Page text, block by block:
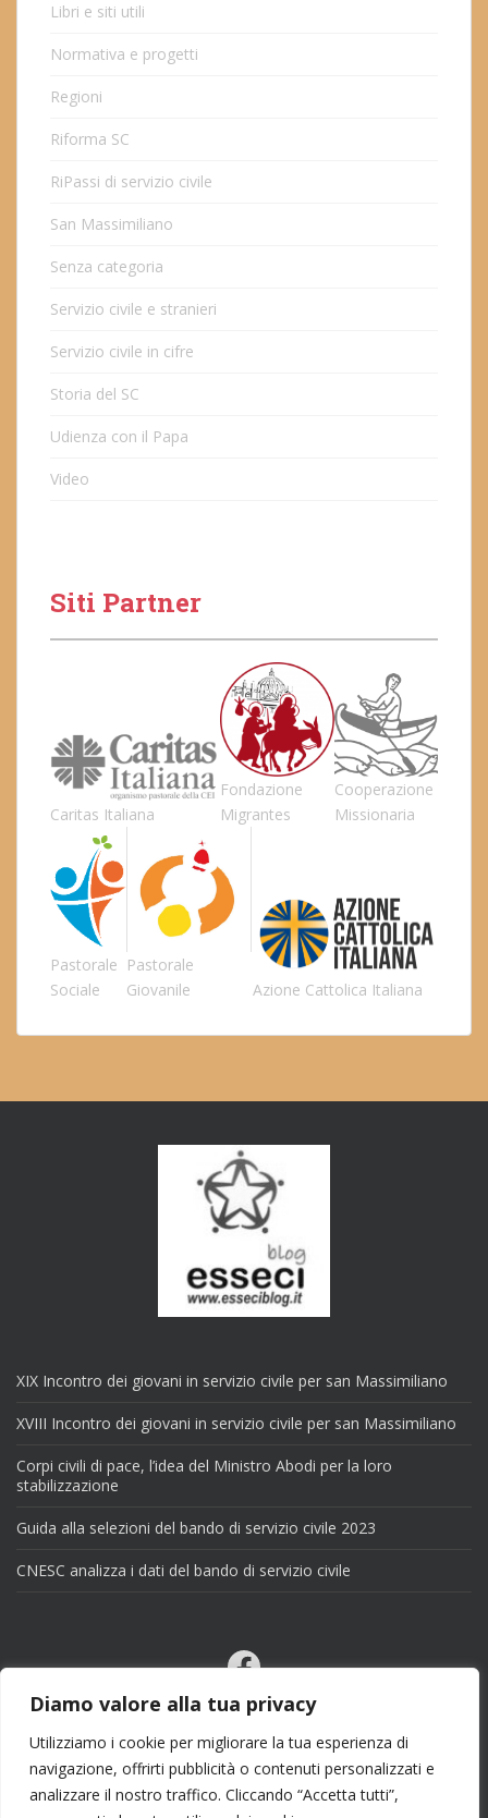
Diamo valore alla tua privacy
Utilizziamo i cookie per migliorare la tua esperienza di
navigazione, offrirti pubblicità o contenuti personalizzati e
analizzare il nostro traffico. Cliccando “Accetta tutti”,
Libri e siti utili
Normativa e progetti
Regioni
Riforma SC
RiPassi di servizio civile
San Massimiliano
Senza categoria
Servizio civile e stranieri
Servizio civile in cifre
Storia del SC
Udienza con il Papa
Video
Siti Partner
Caritas Italiana
Fondazione
Migrantes
Cooperazione
Missionaria
Pastorale
Sociale
Pastorale
Giovanile
Azione Cattolica Italiana
XIX Incontro dei giovani in servizio civile per san Massimiliano
XVIII Incontro dei giovani in servizio civile per san Massimiliano
Corpi civili di pace, l’idea del Ministro Abodi per la loro
stabilizzazione
Guida alla selezioni del bando di servizio civile 2023
CNESC analizza i dati del bando di servizio civile
Facebook
Email
X